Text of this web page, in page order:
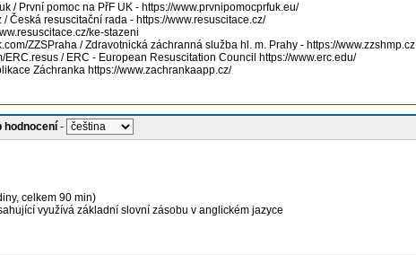
/ První pomoc na PřF UK - https://www.prvnipomocprfuk.eu/
/Česká resuscitační rada - https://www.resuscitace.cz/
ke-stazeni
ZZSPraha /Zdravotnická záchranná služba hl. m. Prahy - https://www.zzshmp.cz
ERC.resus / ERC - European Resuscitation Council https://www.erc.edu/
Záchranka https://www.zachrankaapp.cz/
hodnocení -
celkem 90 min)
využívá základní slovní zásobu v anglickém jazyce